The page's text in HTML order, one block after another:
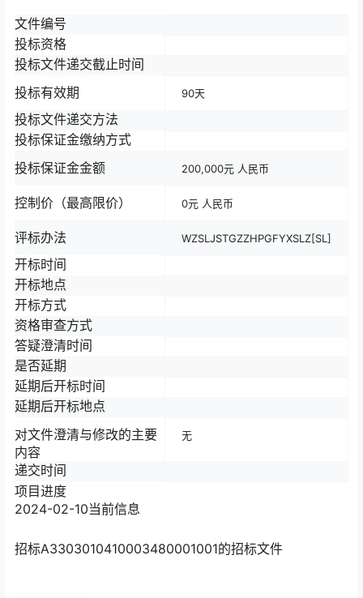
文件编号
投标资格
投标文件递交截止时间
投标有效期
90天
投标文件递交方法
投标保证金缴纳方式
投标保证金金额
200,000元 人民币
控制价（最高限价） 0元 人民币
评标办法 WZSLJSTGZZHPGFYXSLZ[SL]
开标时间
开标地点
开标方式
资格审查方式
答疑澄清时间
是否延期
延期后开标时间
延期后开标地点
对文件澄清与修改的主要
内容
无
递交时间
项目进度
2024-02-10当前信息
招标A3303010410003480001001的招标文件